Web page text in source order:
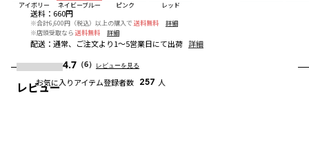
アイボリー ネイビーブルー ピンク レッド
レビュー
送料 ： 660円
※合計6,600円（税込）以上の購入で 送料無料
詳細
※店頭受取なら 送料無料 詳細
配送 ：通常、ご注文より1～5営業日にて出荷 詳細
4.7 （6） レビューを見る
お気に入りアイテム登録者数 257 人